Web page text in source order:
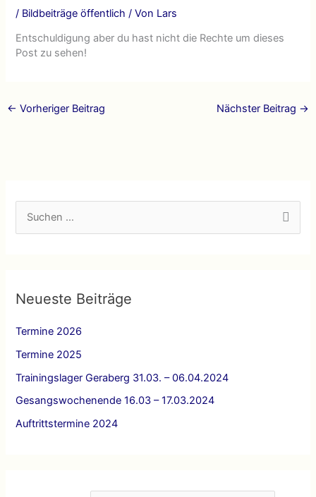
/ Bildbeiträge öffentlich / Von Lars
Entschuldigung aber du hast nicht die Rechte um dieses
Post zu sehen!
← Vorheriger Beitrag Nächster Beitrag →
u
e
n
a
c
h
Neueste Beiträge
Termine 2026
Termine 2025
Trainingslager Geraberg 31.03. – 06.04.2024
Gesangswochenende 16.03 – 17.03.2024
Auftrittstermine 2024